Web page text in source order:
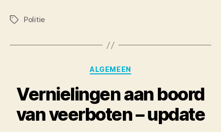
TagsPolitie
Categories
ALGEMEEN
Vernielingen aan boord
van veerboten – update